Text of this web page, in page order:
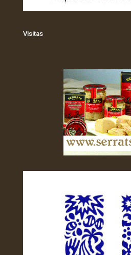
Visitas